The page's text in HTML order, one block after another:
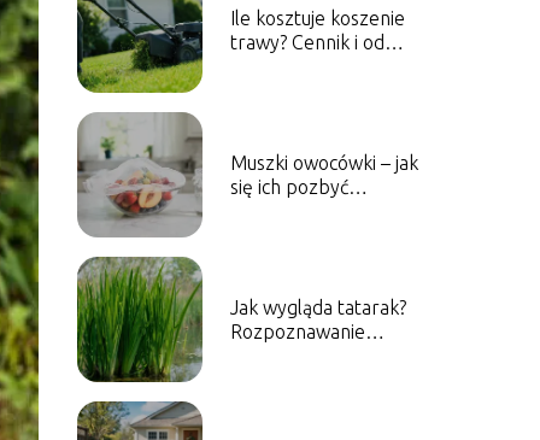
Ile kosztuje koszenie
trawy? Cennik i od
Muszki owocówki – jak
się ich pozbyć
Jak wygląda tatarak?
Rozpoznawanie